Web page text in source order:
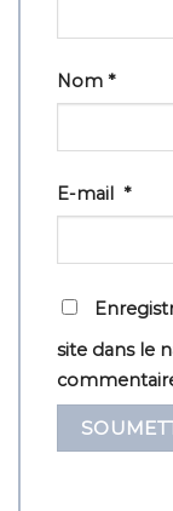
Nom *
E-mail *
site dans le